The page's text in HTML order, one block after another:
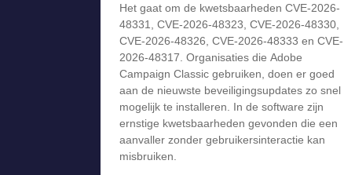
Het gaat om de kwetsbaarheden CVE-2026-
48331, CVE-2026-48323, CVE-2026-48330,
CVE-2026-48326, CVE-2026-48333 en CVE-
2026-48317. Organisaties die Adobe
Campaign Classic gebruiken, doen er goed
aan de nieuwste beveiligingsupdates zo snel
mogelijk te installeren. In de software zijn
ernstige kwetsbaarheden gevonden die een
aanvaller zonder gebruikersinteractie kan
misbruiken.